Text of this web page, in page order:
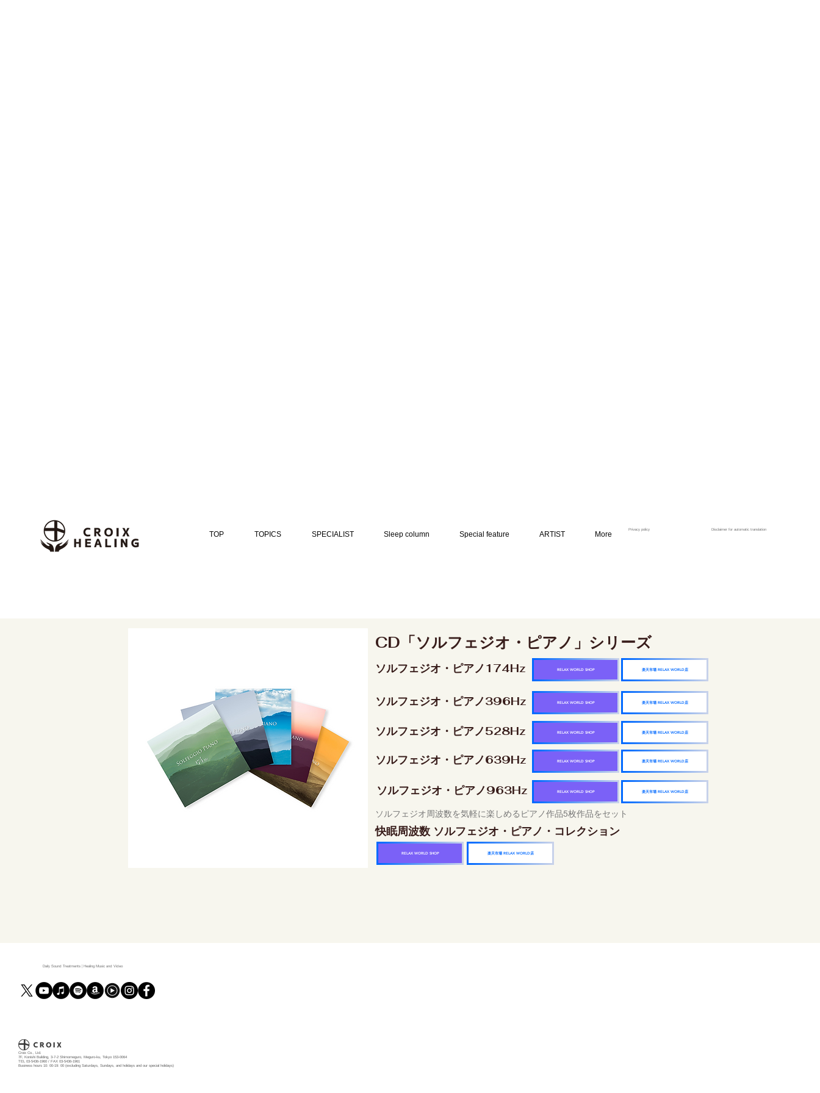
TOP TOPICS SPECIALIST Sleep column Special feature ARTIST More
Privacy policy Disclaimer for automatic translation
CD「ソルフェジオ・ピアノ」シリーズ
ソルフェジオ・ピアノ174Hz 楽天市場 RELAX WORLD店
RELAX WORLD SHOP
ソルフェジオ・ピアノ396Hz 楽天市場 RELAX WORLD店
RELAX WORLD SHOP
ソルフェジオ・ピアノ528Hz 楽天市場 RELAX WORLD店
RELAX WORLD SHOP
ソルフェジオ・ピアノ639Hz 楽天市場 RELAX WORLD店
RELAX WORLD SHOP
ソルフェジオ・ピアノ963Hz 楽天市場 RELAX WORLD店
RELAX WORLD SHOP
ソルフェジオ周波数を気軽に楽しめるピアノ作品5枚作品をセット
快眠周波数 ソルフェジオ・ピアノ・コレクション
RELAX WORLD SHOP 楽天市場 RELAX WORLD店
Daily Sound Treatments | Healing Music and Video
Croix Co., Ltd.
7F, Konishi Building, 3-7-2 Shimomeguro, Meguro-ku, Tokyo 153-0064
TEL 03-5436-1960 / FAX 03-5436-1961
Business hours 10: 00-19: 00 (excluding Saturdays, Sundays, and holidays and our special holidays)